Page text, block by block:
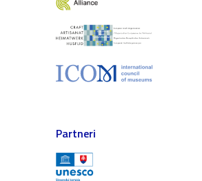
Partneri